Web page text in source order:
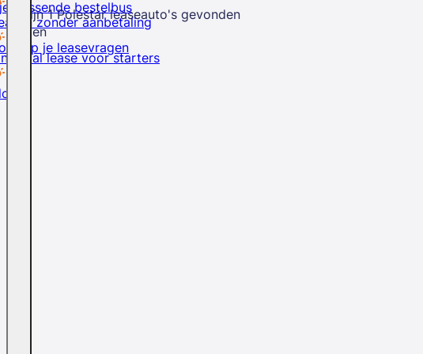
passende bestelbus
op je leasevragen
zonder aanbetaling
lease voor starters
Er zijn1 Polestar leaseauto's gevonden
Sluiten